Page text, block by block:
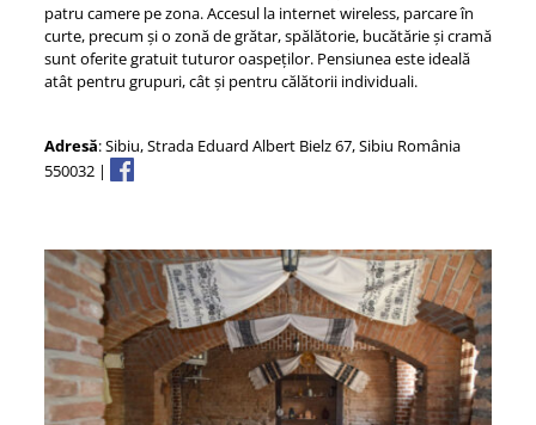
patru camere pe zona. Accesul la internet wireless, parcare în
curte, precum și o zonă de grătar, spălătorie, bucătărie și cramă
sunt oferite gratuit tuturor oaspeților. Pensiunea este ideală
atât pentru grupuri, cât și pentru călătorii individuali.
Adresă: Sibiu, Strada Eduard Albert Bielz 67, Sibiu România
550032 |